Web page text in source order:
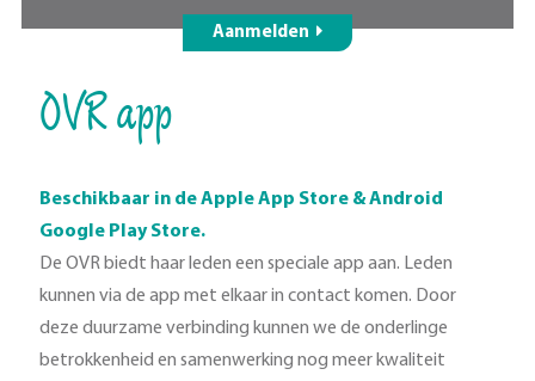
Aanmelden
OVR app
Beschikbaar in de Apple App Store & Android
Google Play Store.
De OVR biedt haar leden een speciale app aan. Leden
kunnen via de app met elkaar in contact komen. Door
deze duurzame verbinding kunnen we de onderlinge
betrokkenheid en samenwerking nog meer kwaliteit